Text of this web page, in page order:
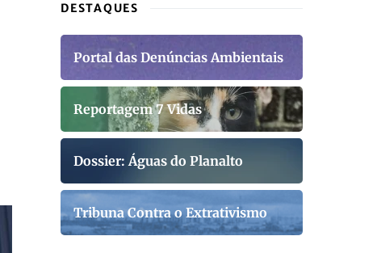
DESTAQUES
Portal das Denúncias Ambientais
Reportagem 7 Vidas
Dossier: Águas do Planalto
Tribuna Contra o Extrativismo